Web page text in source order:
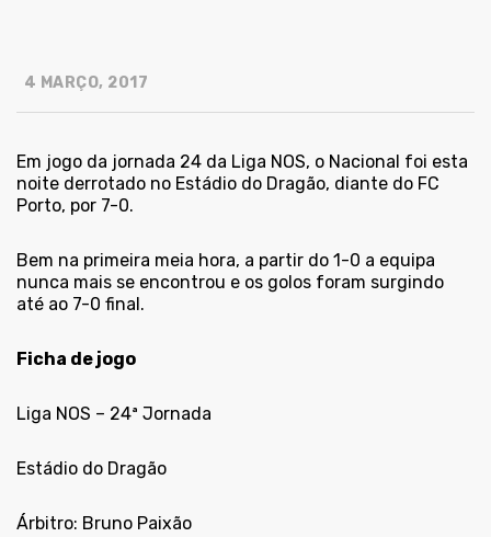
4 MARÇO, 2017
Em jogo da jornada 24 da Liga NOS, o Nacional foi esta
noite derrotado no Estádio do Dragão, diante do FC
Porto, por 7-0.
Bem na primeira meia hora, a partir do 1-0 a equipa
nunca mais se encontrou e os golos foram surgindo
até ao 7-0 final.
Ficha de jogo
Liga NOS – 24ª Jornada
Estádio do Dragão
Árbitro: Bruno Paixão